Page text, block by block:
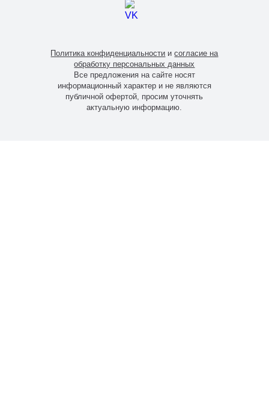
Все предложения на сайте носят
информационный характер и не являются
публичной офертой, просим уточнять
актуальную информацию.
Политика конфиденциальности исогласие на
обработку персональных данных